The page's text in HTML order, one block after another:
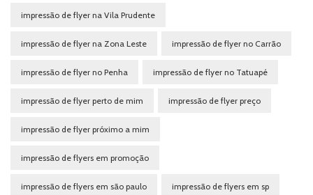
impressão de flyer na Vila Prudente
impressão de flyer na Zona Leste impressão de flyer no Carrão
impressão de flyer no Penha impressão de flyer no Tatuapé
impressão de flyer perto de mim impressão de flyer preço
impressão de flyer próximo a mim
impressão de flyers em promoção
impressão de flyers em são paulo impressão de flyers em sp